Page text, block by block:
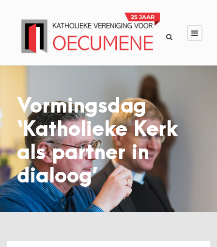
Vormingsdag
‘Katholieke Kerk
als partner in
dialoog’